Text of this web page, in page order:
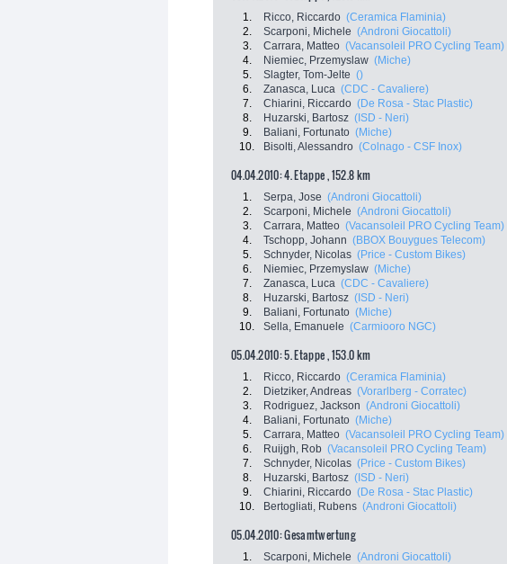
1. Ricco, Riccardo (Ceramica Flaminia)
2.
Scarponi, Michele (Androni Giocattoli)
3.
Carrara, Matteo (Vacansoleil PRO Cycling Team)
4.
Niemiec, Przemyslaw (Miche)
5.
Slagter, Tom-Jelte ()
6.
Zanasca, Luca (CDC - Cavaliere)
7.
Chiarini, Riccardo (De Rosa - Stac Plastic)
8.
Huzarski, Bartosz (ISD - Neri)
9.
Baliani, Fortunato (Miche)
10.
Bisolti, Alessandro (Colnago - CSF Inox)
04.04.2010: 4. Etappe , 152.8 km
1. Serpa, Jose (Androni Giocattoli)
2.
Scarponi, Michele (Androni Giocattoli)
3.
Carrara, Matteo (Vacansoleil PRO Cycling Team)
4.
Tschopp, Johann (BBOX Bouygues Telecom)
5.
Schnyder, Nicolas (Price - Custom Bikes)
6.
Niemiec, Przemyslaw (Miche)
7.
Zanasca, Luca (CDC - Cavaliere)
8.
Huzarski, Bartosz (ISD - Neri)
9.
Baliani, Fortunato (Miche)
10.
Sella, Emanuele (Carmiooro NGC)
05.04.2010: 5. Etappe , 153.0 km
1. Ricco, Riccardo (Ceramica Flaminia)
2.
Dietziker, Andreas (Vorarlberg - Corratec)
3.
Rodriguez, Jackson (Androni Giocattoli)
4.
Baliani, Fortunato (Miche)
5.
Carrara, Matteo (Vacansoleil PRO Cycling Team)
6.
Ruijgh, Rob (Vacansoleil PRO Cycling Team)
7.
Schnyder, Nicolas (Price - Custom Bikes)
8.
Huzarski, Bartosz (ISD - Neri)
9.
Chiarini, Riccardo (De Rosa - Stac Plastic)
10.
Bertogliati, Rubens (Androni Giocattoli)
05.04.2010: Gesamtwertung
1. Scarponi, Michele (Androni Giocattoli)